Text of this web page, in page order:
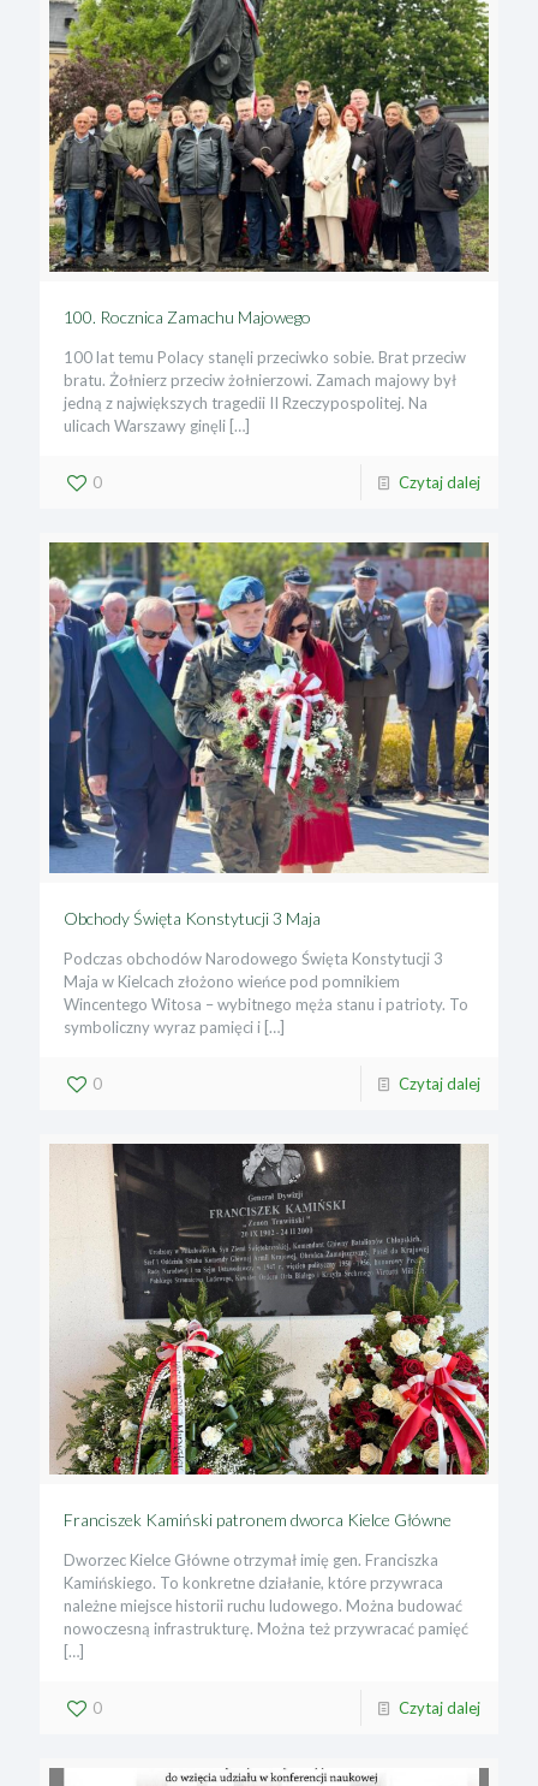
100. Rocznica Zamachu Majowego
100 lat temu Polacy stanęli przeciwko sobie. Brat przeciw
bratu. Żołnierz przeciw żołnierzowi. Zamach majowy był
jedną z największych tragedii II Rzeczypospolitej. Na
ulicach Warszawy ginęli […]
0 Czytaj dalej
Obchody Święta Konstytucji 3 Maja
Podczas obchodów Narodowego Święta Konstytucji 3
Maja w Kielcach złożono wieńce pod pomnikiem
Wincentego Witosa – wybitnego męża stanu i patrioty. To
symboliczny wyraz pamięci i […]
0 Czytaj dalej
Franciszek Kamiński patronem dworca Kielce Główne
Dworzec Kielce Główne otrzymał imię gen. Franciszka
Kamińskiego. To konkretne działanie, które przywraca
należne miejsce historii ruchu ludowego. Można budować
nowoczesną infrastrukturę. Można też przywracać pamięć
[…]
0 Czytaj dalej